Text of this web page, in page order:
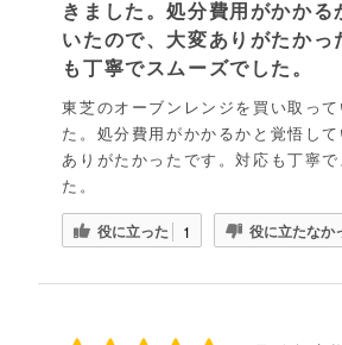
きました。処分費用がかかる
いたので、大変ありがたかっ
も丁寧でスムーズでした。
東芝のオーブンレンジを買い取って
た。処分費用がかかるかと覚悟し
ありがたかったです。対応も丁寧で
た。
役に立った 1 役に立たなか